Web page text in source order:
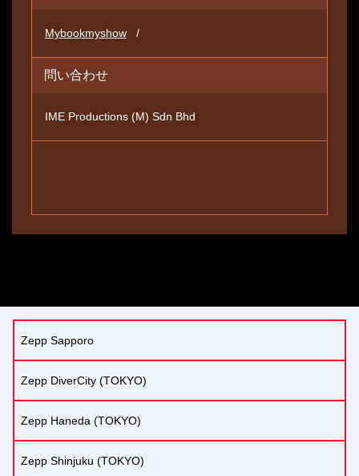
Mybookmyshow
問い合わせ
IME Productions (M) Sdn Bhd
Zepp Sapporo
Zepp DiverCity (TOKYO)
Zepp Haneda (TOKYO)
Zepp Shinjuku (TOKYO)